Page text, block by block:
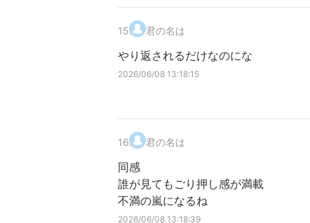
15. 君の名は
やり返されるだけなのにな
2026/06/08 13:18:15
16. 君の名は
同感
誰が見てもごり押し感が満載
不満の嵐になるね
2026/06/08 13:18:39